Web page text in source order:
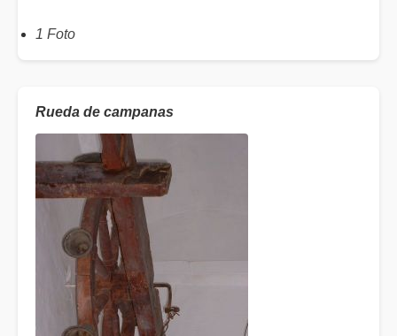
1 Foto
Rueda de campanas